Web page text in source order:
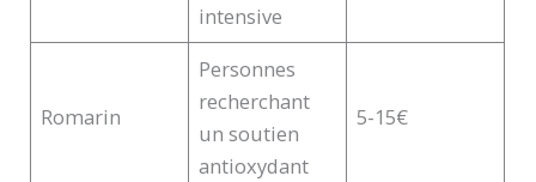
intensive
Romarin
Personnes
recherchant
un soutien
antioxydant
5-15€